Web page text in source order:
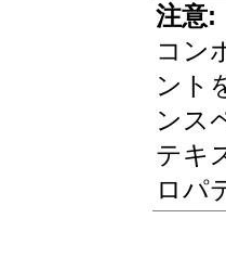
注意:
コン
ント
ンス
テキ
ロパ